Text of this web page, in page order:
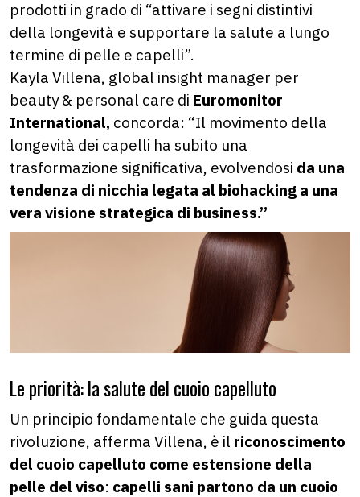
prodotti in grado di “attivare i segni distintivi
della longevità e supportare la salute a lungo
termine di pelle e capelli”.
Kayla Villena, global insight manager per
beauty & personal care di Euromonitor
International, concorda: “Il movimento della
longevità dei capelli ha subito una
trasformazione significativa, evolvendosi da una
tendenza di nicchia legata al biohacking a una
vera visione strategica di business.”
Le priorità: la salute del cuoio capelluto
Un principio fondamentale che guida questa
rivoluzione, afferma Villena, è il riconoscimento
del cuoio capelluto come estensione della
pelle del viso: capelli sani partono da un cuoio